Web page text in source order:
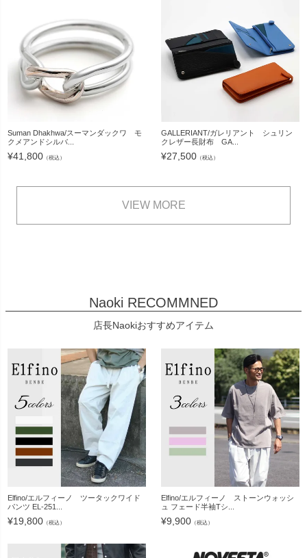
Suman Dhakhwa/スーマンダックワ モ
クメアンドシルバ...
¥41,800 （税込）
GALLERIANT/ガレリアント シュリン
クレザー長財布 GA...
¥27,500 （税込）
VIEW MORE
Naoki RECOMMNED
店長Naokiおすすめアイテム
Elfino/エルフィーノ ツータックワイド
パンツ EL-251...
¥19,800 （税込）
Elfino/エルフィーノ ストーンウォッシ
ュ フェード半袖Tシ...
¥9,900 （税込）